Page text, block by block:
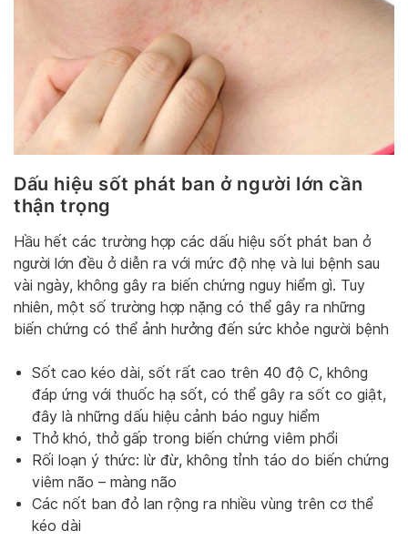
Dấu hiệu sốt phát ban ở người lớn cần
thận trọng
Hầu hết các trường hợp các dấu hiệu sốt phát ban ở
người lớn đều ở diễn ra với mức độ nhẹ và lui bệnh sau
vài ngày, không gây ra biến chứng nguy hiểm gì. Tuy
nhiên, một số trường hợp nặng có thể gây ra những
biến chứng có thể ảnh hưởng đến sức khỏe người bệnh
Sốt cao kéo dài, sốt rất cao trên 40 độ C, không
đáp ứng với thuốc hạ sốt, có thể gây ra sốt co giật,
đây là những dấu hiệu cảnh báo nguy hiểm
Thở khó, thở gấp trong biến chứng viêm phổi
Rối loạn ý thức: lừ đừ, không tỉnh táo do biến chứng
viêm não – màng não
Các nốt ban đỏ lan rộng ra nhiều vùng trên cơ thể
kéo dài